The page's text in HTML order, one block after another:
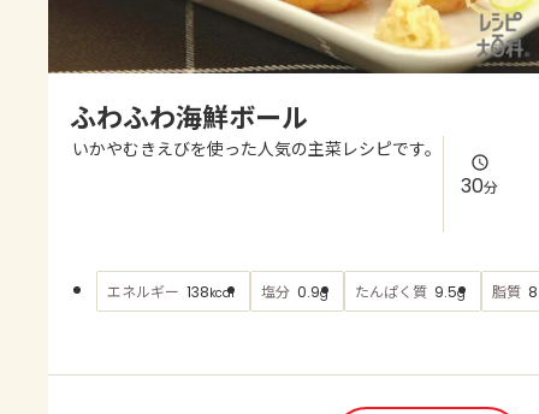
よくあるお問い合わせ
AJINOMOTO PARK とは
ふわふわ海鮮ボール
いかやむきえびを使った人気の主菜レシピです。
30分
エネルギー 138kcal 塩分 0.9g たんぱく質 9.5g 脂質